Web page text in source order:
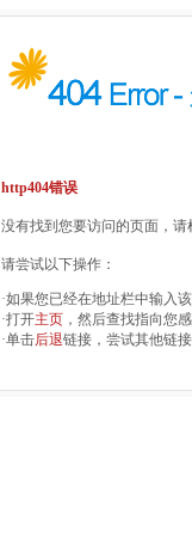
http404错误
没有找到您要访问的页面，
请尝试以下操作：
·如果您已经在地址栏中输入
·打开主页 ，然后查找指向您
·单击后退链接，尝试其他链